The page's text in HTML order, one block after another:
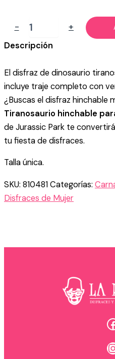
-
DISFRAZ
DINOSAURIO
ADULTO
cantidad
+
Descripción
El disfraz de dinosaurio
incluye traje completo con
¿Buscas el disfraz hinchable
Tiranosaurio hinchable
de Jurassic Park te
tu fiesta de disfraces.
Talla única.
SKU: 810481Categorías:
Disfraces de Mujer